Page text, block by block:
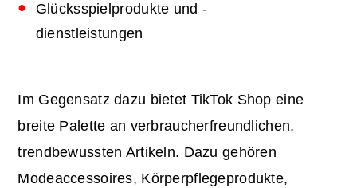
Glücksspielprodukte und -
dienstleistungen
Im Gegensatz dazu bietet TikTok Shop eine
breite Palette an verbraucherfreundlichen,
trendbewussten Artikeln. Dazu gehören
Modeaccessoires, Körperpflegeprodukte,